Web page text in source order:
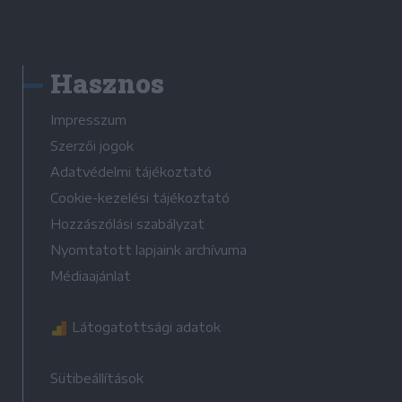
Hasznos
Impresszum
Szerzői jogok
Adatvédelmi tájékoztató
Cookie-kezelési tájékoztató
Hozzászólási szabályzat
Nyomtatott lapjaink archívuma
Médiaajánlat
Látogatottsági adatok
Sütibeállítások